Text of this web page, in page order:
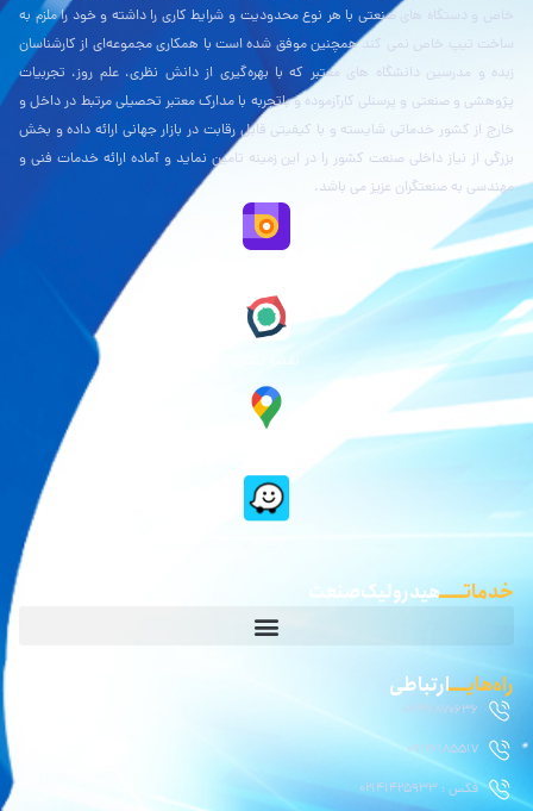
خاص و دستگاه های صنعتی با هر نوع محدودیت و شرایط کاری را داشته و خود را ملزم به
ساخت تیپ خاص نمی کند همچنین موفق شده است با همکاری مجموعه‌ای از کارشناسان
زبده و مدرسین دانشگاه های معتبر که با بهره‌گیری از دانش نظری، علم روز، تجربیات
پژوهشی و صنعتی و پرسنلی کارآزموده و باتجربه با مدارک معتبر تحصیلی مرتبط در داخل و
خارج از کشور خدماتی شایسته و با کیفیتی قابل رقابت در بازار جهانی ارائه داده و بخش
بزرگی از نیاز داخلی صنعت کشور را در این زمینه تامین نماید و آماده ارائه خدمات فنی و
مهندسی به صنعتگران عزیز می باشد.
نقشه نشان
خدماتـــــهیدرولیک صنعت
راه‌هایــــارتباطی
02146870636
09126185517
فکس : 02141425933